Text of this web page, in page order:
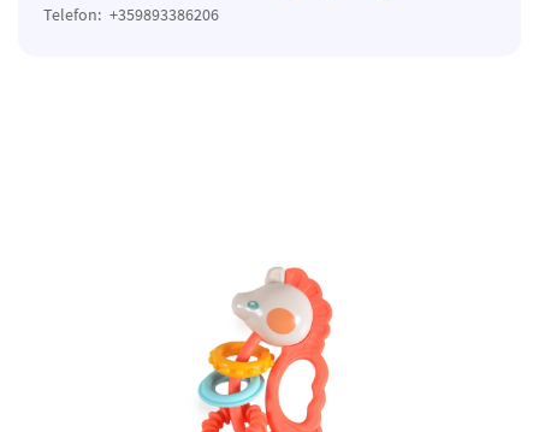
Telefon: +359893386206